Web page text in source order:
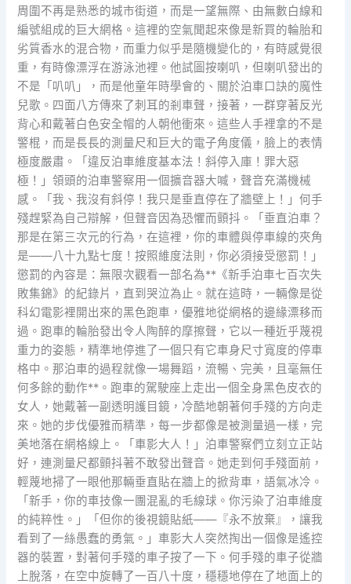
周圍不再是熟悉的城市街道，而是一望無際、由無數白線和
編號組成的巨大網格。這裡的空氣聞起來像是新買的輪胎和
劣質香水的混合物，而重力似乎是隨機變化的，有時感覺很
重，有時像漂浮在游泳池裡。他試圖按喇叭，但喇叭發出的
不是「叭叭」，而是他童年時學會的、關於泊車口訣的魔性
兒歌。四面八方傳來了刺耳的剎車聲，接著，一群穿著反光
背心和戴著白色安全帽的人朝他衝來。這些人手裡拿的不是
警棍，而是長長的測量尺和巨大的電子角度儀，臉上的表情
極度嚴肅。「違反泊車維度基本法！斜停入庫！罪大惡
極！」領頭的泊車警察用一個擴音器大喊，聲音充滿機械
感。「我、我沒有斜停！我只是垂直停在了牆壁上！」何手
殘趕緊為自己辯解，但聲音因為恐懼而顫抖。「垂直泊車？
那是在第三次元的行為，在這裡，你的車體與停車線的夾角
是——八十九點七度！按照維度法則，你必須接受懲罰！」
懲罰的內容是：無限次觀看一部名為**《新手泊車七百次失
敗集錦》的紀錄片，直到哭泣為止。就在這時，一輛像是從
科幻電影裡開出來的黑色跑車，優雅地從網格的邊緣漂移而
過。跑車的輪胎發出令人陶醉的摩擦聲，它以一種近乎蔑視
重力的姿態，精準地停進了一個只有它車身尺寸寬度的停車
格中。那泊車的過程就像一場舞蹈，流暢、完美，且毫無任
何多餘的動作**。跑車的駕駛座上走出一個全身黑色皮衣的
女人，她戴著一副透明護目鏡，冷酷地朝著何手殘的方向走
來。她的步伐優雅而精準，每一步都像是被測量過一樣，完
美地落在網格線上。「車影大人！」泊車警察們立刻立正站
好，連測量尺都顫抖著不敢發出聲音。她走到何手殘面前，
輕蔑地掃了一眼他那輛垂直貼在牆上的掀背車，語氣冰冷。
「新手，你的車技像一團混亂的毛線球。你污染了泊車維度
的純粹性。」「但你的後視鏡貼紙——『永不放棄』，讓我
看到了一絲愚蠢的勇氣。」車影大人突然掏出一個像是遙控
器的裝置，對著何手殘的車子按了一下。何手殘的車子從牆
上脫落，在空中旋轉了一百八十度，穩穩地停在了地面上的